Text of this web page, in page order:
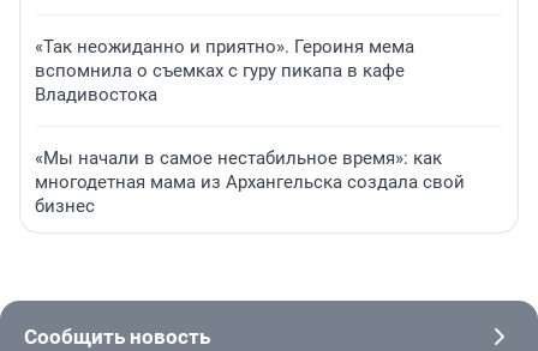
«Так неожиданно и приятно». Героиня мема
вспомнила о съемках с гуру пикапа в кафе
Владивостока
«Мы начали в самое нестабильное время»: как
многодетная мама из Архангельска создала свой
бизнес
Сообщить новость